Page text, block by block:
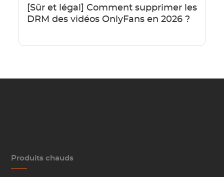
[Sûr et légal] Comment supprimer les
DRM des vidéos OnlyFans en 2026 ?
Produits chauds